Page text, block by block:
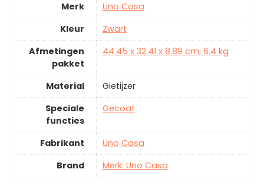
Merk
Uno Casa
Kleur
Zwart
Afmetingen
pakket
44.45 x 32.41 x 8.89 cm; 6.4 kg
Material
Gietijzer
Speciale
functies
Gecoat
Fabrikant
Uno Casa
Brand
Merk: Uno Casa